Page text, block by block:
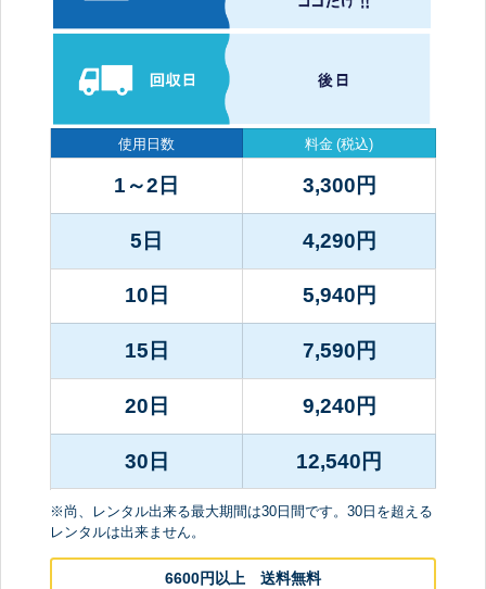
使用日数
1～2日
5日
10日
15日
20日
30日
料金 (税込)
3,300 円
4,290 円
5,940 円
7,590 円
9,240 円
12,540 円
※尚、レンタル出来る最大期間は30日間です。30日を超える
レンタルは出来ません。
6600円以上 送料無料